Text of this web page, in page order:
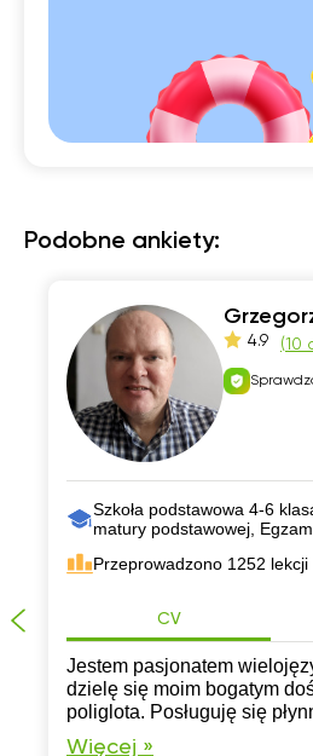
Podobne ankiety:
4.9 (10
Szkoła podstawowa 4-6
matury podstawowej,
Przeprowadzono 1252 lekcji
CV
Jestem pasjonatem
dzielę się moim bogatym
poliglota. Posługuję się
językami, obejmując
Więcej »